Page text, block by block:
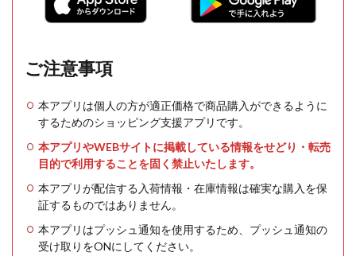
ご注意事項
本アプリは個人の方が適正価格で商品購入ができるように
するためのショッピング支援アプリです。
本アプリやWEBサイトに掲載している情報をせどり・転売
目的で利用することを固く禁止いたします。
本アプリが配信する入荷情報・在庫情報は確実な購入を保
証するものではありません。
本アプリはプッシュ通知を使用するため、プッシュ通知の
受け取りをONにしてください。